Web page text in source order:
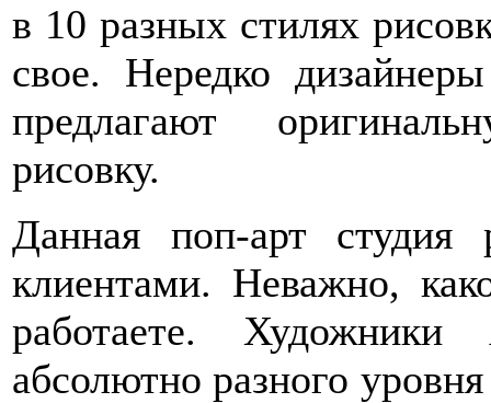
в 10 разных стилях
свое. Нередко
предлагают
рисовку.
Данная поп-арт студия
клиентами. Неважно,
работаете.
абсолютно разного